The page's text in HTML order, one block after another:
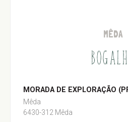
MÊDA
MORADA DE EXPLORAÇÃO
Mêda
6430-312 Mêda